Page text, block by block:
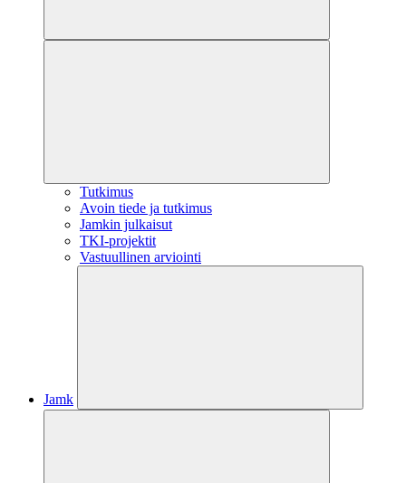
Tutkimus
Avoin tiede ja tutkimus
Jamkin julkaisut
TKI-projektit
Vastuullinen arviointi
Jamk